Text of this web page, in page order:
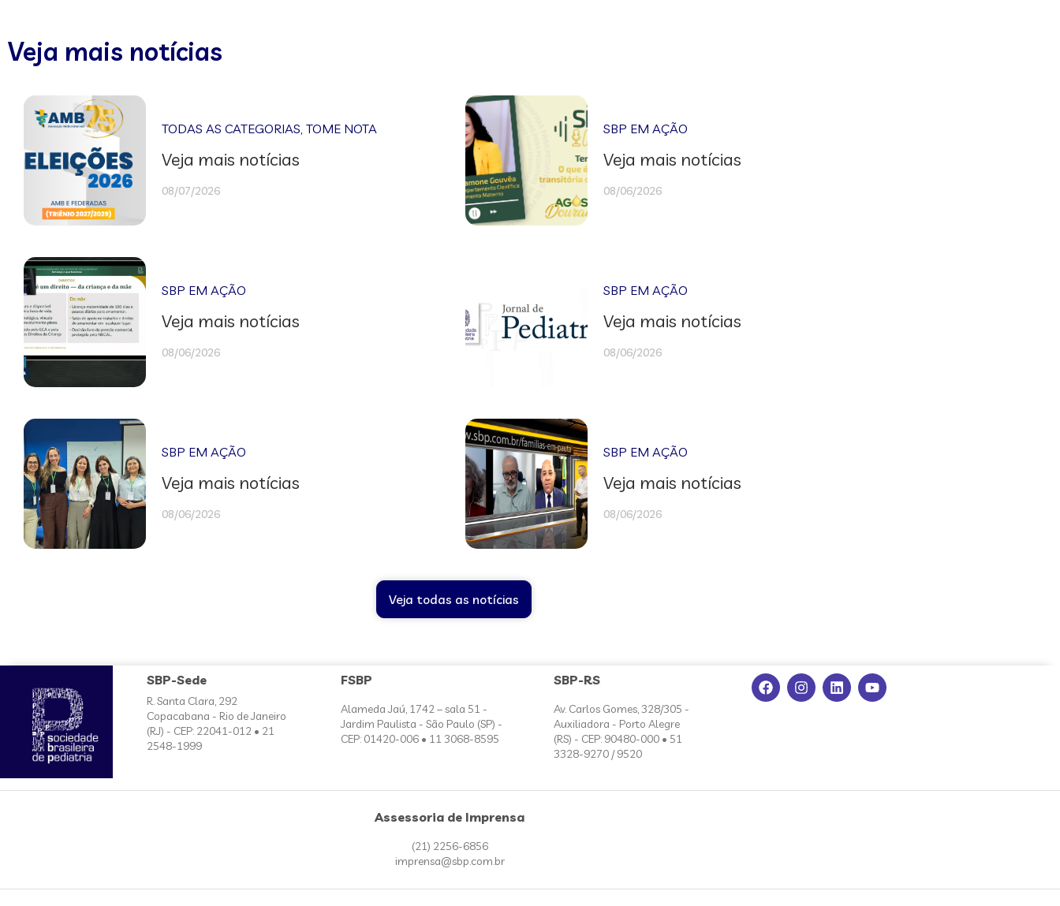
Veja mais notícias
TODAS AS CATEGORIAS,TOME NOTA
Veja mais notícias
08/07/2026
SBP EM AÇÃO
Veja mais notícias
08/06/2026
SBP EM AÇÃO
Veja mais notícias
08/06/2026
SBP EM AÇÃO
Veja mais notícias
08/06/2026
SBP EM AÇÃO
Veja mais notícias
08/06/2026
SBP EM AÇÃO
Veja mais notícias
08/06/2026
Veja todas as notícias
SBP-Sede
R. Santa Clara, 292
Copacabana - Rio de Janeiro
(RJ) - CEP: 22041-012 • 21
2548-1999
FSBP
Alameda Jaú, 1742 – sala 51 -
Jardim Paulista - São Paulo (SP) -
CEP: 01420-006 • 11 3068-8595
SBP-RS
Av. Carlos Gomes, 328/305 -
Auxiliadora - Porto Alegre
(RS) - CEP: 90480-000 • 51
3328-9270 / 9520
Assessoria de Imprensa
(21) 2256-6856
imprensa@sbp.com.br